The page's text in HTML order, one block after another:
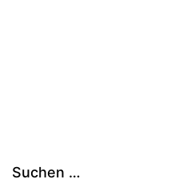
Suchen …